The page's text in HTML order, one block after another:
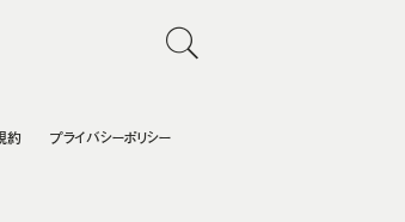
約 プライバシーポリシー